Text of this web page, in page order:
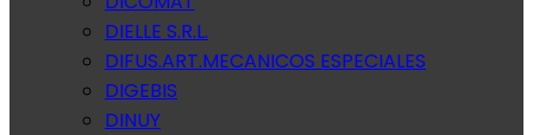
DIELLE S.R.L.
DIFUS.ART.MECANICOS ESPECIALES
DIGEBIS
DINUY